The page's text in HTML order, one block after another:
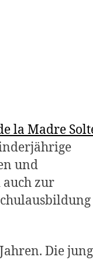
la Madre
und
zur
Die